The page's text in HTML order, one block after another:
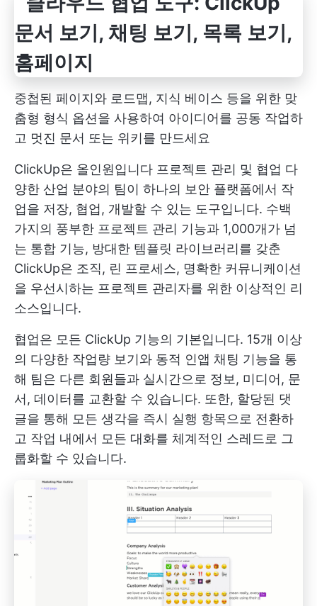
중첩된 페이지와 로드맵, 지식 베이스 등을 위한 맞
춤형 형식 옵션을 사용하여 아이디어를 공동 작업하
고 멋진 문서 또는 위키를 만드세요
ClickUp은 올인원입니다 프로젝트 관리 및 협업 다
양한 산업 분야의 팀이 하나의 보안 플랫폼에서 작
업을 저장, 협업, 개발할 수 있는 도구입니다. 수백
가지의 풍부한 프로젝트 관리 기능과 1,000개가 넘
는 통합 기능, 방대한 템플릿 라이브러리를 갖춘
ClickUp은 조직, 린 프로세스, 명확한 커뮤니케이션
을 우선시하는 프로젝트 관리자를 위한 이상적인 리
소스입니다.
협업은 모든 ClickUp 기능의 기본입니다. 15개 이상
의 다양한 작업량 보기와 동적 인앱 채팅 기능을 통
해 팀은 다른 회원들과 실시간으로 정보, 미디어, 문
서, 데이터를 교환할 수 있습니다. 또한, 할당된 댓
글을 통해 모든 생각을 즉시 실행 항목으로 전환하
고 작업 내에서 모든 대화를 체계적인 스레드로 그
룹화할 수 있습니다.